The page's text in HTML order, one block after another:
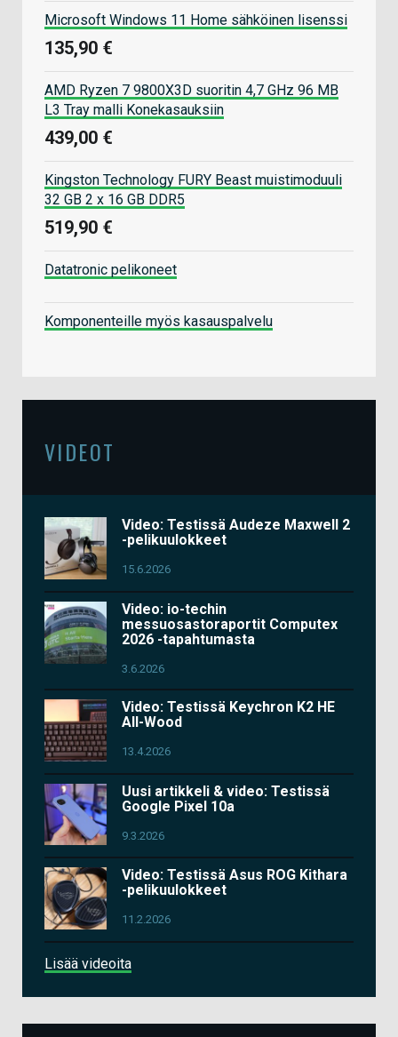
Microsoft Windows 11 Home sähköinen lisenssi
135,90 €
AMD Ryzen 7 9800X3D suoritin 4,7 GHz 96 MB
L3 Tray malli Konekasauksiin
439,00 €
Kingston Technology FURY Beast muistimoduuli
32 GB 2 x 16 GB DDR5
519,90 €
Datatronic pelikoneet
Komponenteille myös kasauspalvelu
VIDEOT
Video: Testissä Audeze Maxwell 2
-pelikuulokkeet
15.6.2026
Video: io-techin
messuosastoraportit Computex
2026 -tapahtumasta
3.6.2026
Video: Testissä Keychron K2 HE
All-Wood
13.4.2026
Uusi artikkeli & video: Testissä
Google Pixel 10a
9.3.2026
Video: Testissä Asus ROG Kithara
-pelikuulokkeet
11.2.2026
Lisää videoita